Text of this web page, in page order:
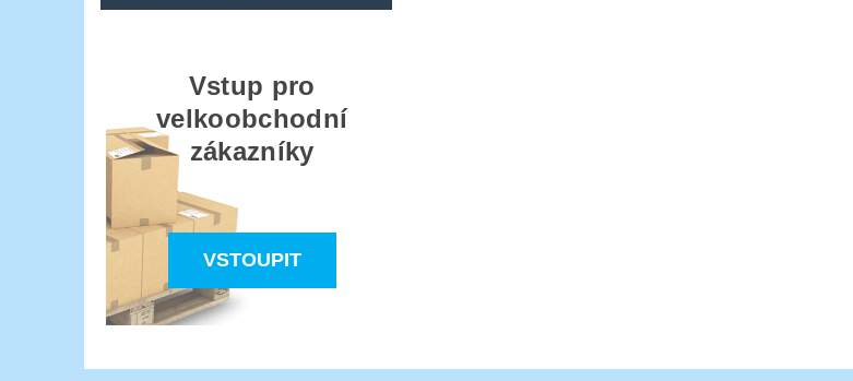
Vstup pro
velkoobchodní
zákazníky
VSTOUPIT